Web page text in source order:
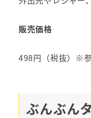
販売価格
498円（税抜）※
ぶんぶん